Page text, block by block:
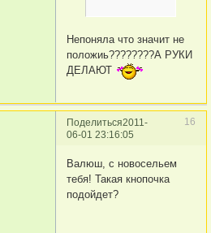
Непоняла что значит не
положиь????????А РУКИ
ДЕЛАЮТ
Поделиться 16
2011-
06-01 23:16:05
Валюш, с новосельем
тебя! Такая кнопочка
подойдет?